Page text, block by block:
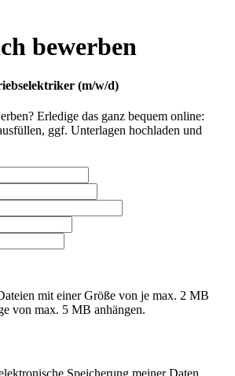
bewerben
(m/w/d)
Erledige das ganz bequem online:
ggf. Unterlagen hochladen und
mit einer Größe von je max. 2 MB
von max. 5 MB anhängen.